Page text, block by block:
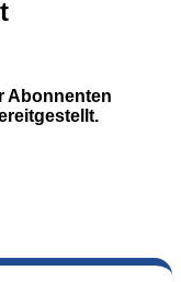
Abonnenten